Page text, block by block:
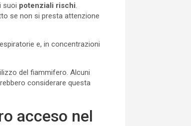
suoi potenziali rischi
se non si presta attenzione
e, in concentrazioni
del fiammifero. Alcuni
considerare questa
acceso nel